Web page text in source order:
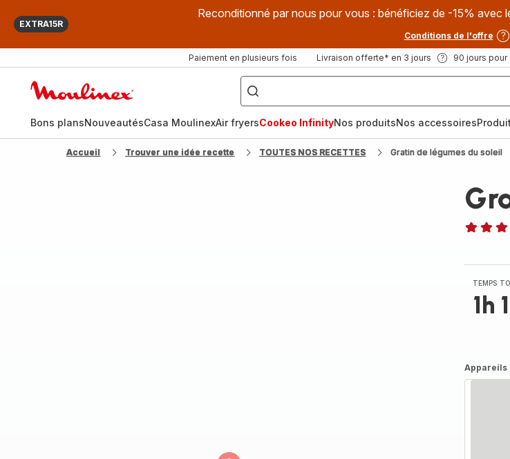
EXTRA15R
Reconditionné par nous pour vous : bénéficiez de -15% avec
Conditions de l'offre
Paiement en plusieurs fois Livraison offerte* en 3 jours 90 jours pour
["Que
recherchez-
vous
?",
fryer",
"Companion"]
Bons plansNouveautésCasa MoulinexAir fryersCookeo InfinityNos produitsNos accessoires
Accueil Trouver une idée recette TOUTES NOS RECETTES Gratin de légumes du soleil
TEMPS
1h
Appareils